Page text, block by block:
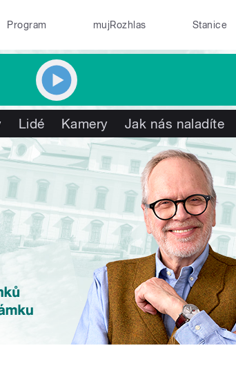
Program mujRozhlas Stanice
Lidé Kamery Jak nás naladíte